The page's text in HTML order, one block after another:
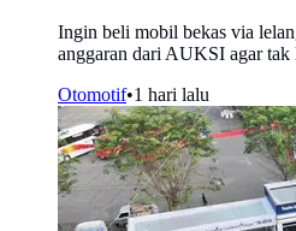
Ingin beli mobil bekas via
anggaran dari AUKSI agar tak
Otomotif•1 hari lalu